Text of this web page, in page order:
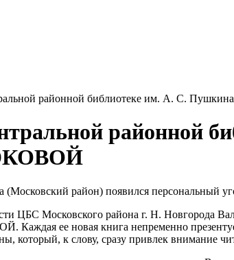
районной библиотеке им. А. С.
районной
(Московский район) появился
ЦБС Московского района г. Н.
ее новая книга непременно
который, к слову, сразу привлек внимание